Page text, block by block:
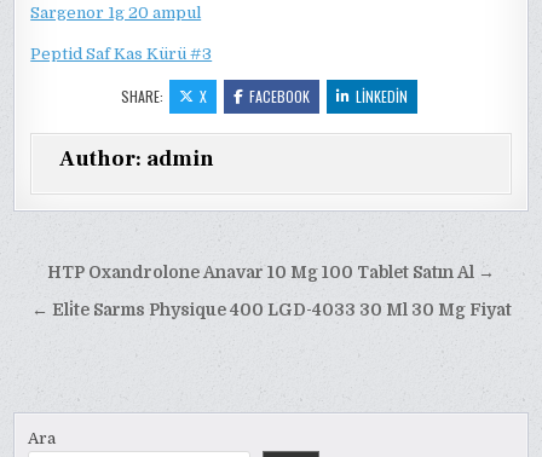
Sargenor 1g 20 ampul
Peptid Saf Kas Kürü #3
SHARE: X FACEBOOK LINKEDIN
Author: admin
Yazı
gezinmesi
HTP Oxandrolone Anavar 10 Mg 100 Tablet Satın Al →
← Eli̇te Sarms Physique 400 LGD-4033 30 Ml 30 Mg Fiyat
Ara